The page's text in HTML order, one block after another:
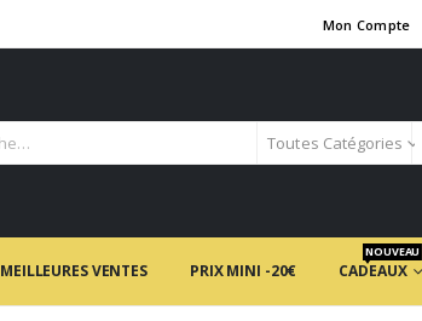
Mon Compte
Toutes Catégories
MEILLEURES VENTES PRIX MINI -20€ CADEAUX
NOUVEAU